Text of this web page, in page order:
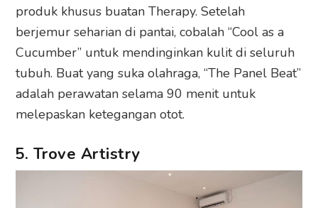
produk khusus buatan Therapy. Setelah
berjemur seharian di pantai, cobalah “Cool as a
Cucumber” untuk mendinginkan kulit di seluruh
tubuh. Buat yang suka olahraga, “The Panel Beat”
adalah perawatan selama 90 menit untuk
melepaskan ketegangan otot.
5. Trove Artistry